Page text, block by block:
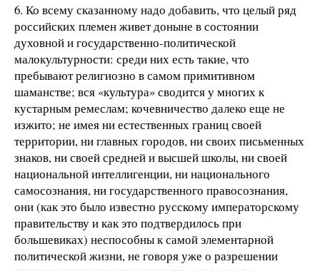
6. Ко всему сказанному надо добавить, что целый ряд
российских племен живет доныне в состоянии
духовной и государственно-политической
малокультурности: среди них есть такие, что
пребывают религиозно в самом примитивном
шаманстве; вся «культура» сводится у многих к
кустарным ремеслам; кочевничество далеко еще не
изжито; не имея ни естественных границ своей
территории, ни главных городов, ни своих письменных
знаков, ни своей средней и высшей школы, ни своей
национальной интеллигенции, ни национального
самосознания, ни государственного правосознания,
они (как это было известно русскому императорскому
правительству и как это подтвердилось при
большевиках) неспособны к самой элементарной
политической жизни, не говоря уже о разрешении